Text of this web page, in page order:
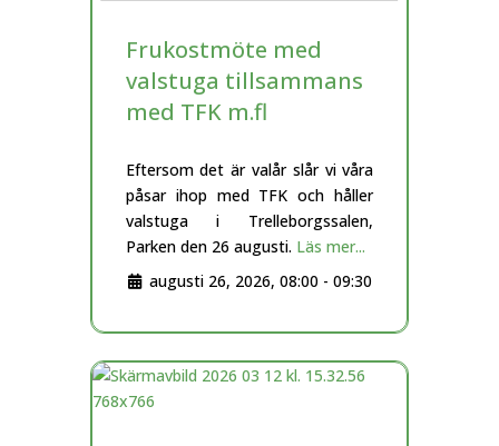
Frukostmöte med
valstuga tillsammans
med TFK m.fl
Eftersom det är valår slår vi våra
påsar ihop med TFK och håller
valstuga i Trelleborgssalen,
Parken den 26 augusti. Läs mer...
augusti 26, 2026, 08:00 - 09:30